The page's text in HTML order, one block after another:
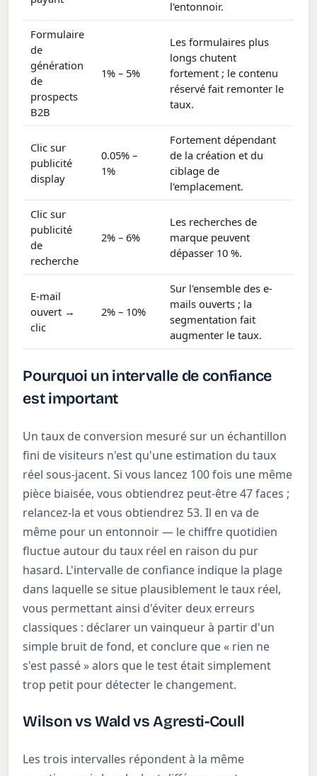
l'entonnoir.
Formulaire
de
génération
de
prospects
B2B
1% – 5%
Les formulaires plus
longs chutent
fortement ; le contenu
réservé fait remonter le
taux.
Clic sur
publicité
display
0.05% –
1%
Fortement dépendant
de la création et du
ciblage de
l'emplacement.
Clic sur
publicité
de
recherche
2% – 6%
Les recherches de
marque peuvent
dépasser 10 %.
E-mail
ouvert →
clic
2% – 10%
Sur l'ensemble des e-
mails ouverts ; la
segmentation fait
augmenter le taux.
Pourquoi un intervalle de confiance
est important
Un taux de conversion mesuré sur un échantillon
fini de visiteurs n'est qu'une estimation du taux
réel sous-jacent. Si vous lancez 100 fois une même
pièce biaisée, vous obtiendrez peut-être 47 faces ;
relancez-la et vous obtiendrez 53. Il en va de
même pour un entonnoir — le chiffre quotidien
fluctue autour du taux réel en raison du pur
hasard. L'intervalle de confiance indique la plage
dans laquelle se situe plausiblement le taux réel,
vous permettant ainsi d'éviter deux erreurs
classiques : déclarer un vainqueur à partir d'un
simple bruit de fond, et conclure que « rien ne
s'est passé » alors que le test était simplement
trop petit pour détecter le changement.
Wilson vs Wald vs Agresti-Coull
Les trois intervalles répondent à la même